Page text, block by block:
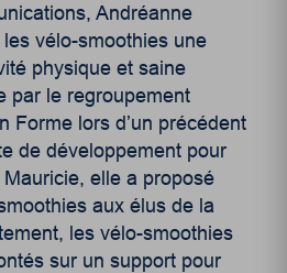
Andréanne
vélo-smoothies une
physique et saine
par le regroupement
Forme lors d’un précédent
de développement pour
elle a proposé
aux élus de la
les vélo-smoothies
sur un support pour